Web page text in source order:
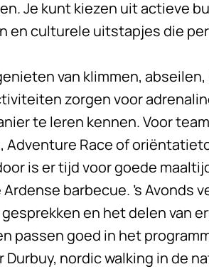
Je kunt kiezen uit actieve
en culturele uitstapjes die
van klimmen,
zorgen voor
te leren kennen. Voor
Adventure Race of
is er tijd voor goede
barbecue. ’s Avonds
en het delen van
passen goed in het
nordic walking in de